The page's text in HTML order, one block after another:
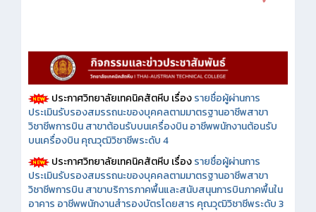
ประกาศวิทยาลัยเทคนิคสัตหีบ เรื่องรายชื่อผู้ผ่านการ
ประเมินรับรองสมรรถนะของบุคคลตามมาตรฐานอาชีพสาขา
วิชาชีพการบิน สาขาต้อนรับบนเครื่องบิน อาชีพพนักงานต้อนรับ
บนเครื่องบิน คุณวุฒิวิชาชีพระดับ 4
ประกาศวิทยาลัยเทคนิคสัตหีบ เรื่องรายชื่อผู้ผ่านการ
ประเมินรับรองสมรรถนะของบุคคลตามมาตรฐานอาชีพสาขา
วิชาชีพการบิน สาขาบริการภาคพื้นและสนับสนุนการบินภาคพื้นใน
อาคาร อาชีพพนักงานสำรองบัตรโดยสาร คุณวุฒิวิชาชีพระดับ 3